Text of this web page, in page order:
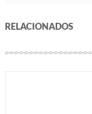
RELACIONADOS